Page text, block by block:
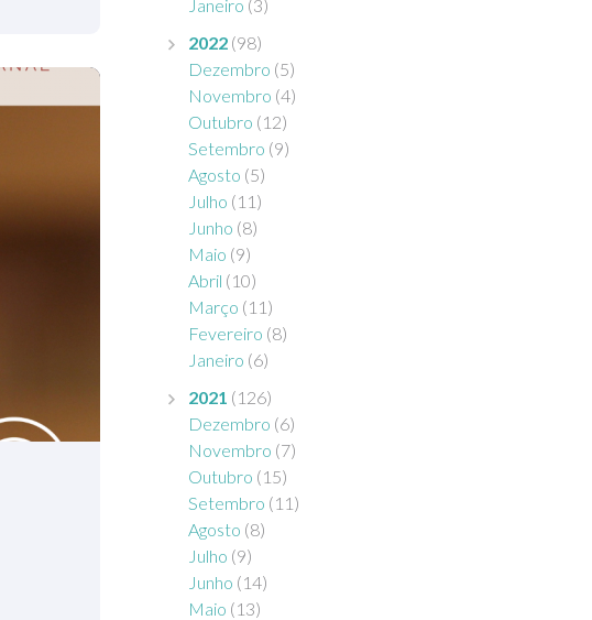
Janeiro (3)
2022 (98)
Dezembro (5)
Novembro (4)
Outubro (12)
Setembro (9)
Agosto (5)
Julho (11)
Junho (8)
Maio (9)
Abril (10)
Março (11)
Fevereiro (8)
Janeiro (6)
2021 (126)
Dezembro (6)
Novembro (7)
Outubro (15)
Setembro (11)
Agosto (8)
Julho (9)
Junho (14)
Maio (13)